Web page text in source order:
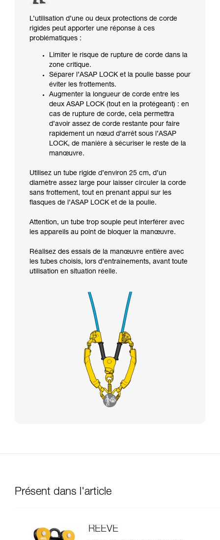
L’utilisation d’une ou deux protections de corde
rigides peut apporter une réponse à ces
problématiques :
Limiter le risque de rupture de corde dans la
zone critique.
Séparer l’ASAP LOCK et la poulie basse pour
éviter les frottements.
Augmenter la longueur de corde entre les
deux ASAP LOCK (tout en la protégeant) : en
cas de rupture de corde, cela permettra
d’avoir assez de corde restante pour faire
rapidement un nœud d’arrêt sous l’ASAP
LOCK, de manière à sécuriser le reste de la
manœuvre.
Utilisez un tube rigide d’environ 25 cm, d’un
diamètre assez large pour laisser circuler la corde
sans frottement, tout en prenant appui sur les
flasques de l’ASAP LOCK et de la poulie.
Attention, un tube trop souple peut interférer avec
les appareils au point de bloquer la manœuvre.
Réalisez des essais de la manœuvre entière avec
les tubes choisis, lors d’entraînements, avant toute
utilisation en situation réelle.
Présent dans l'article
REEVE